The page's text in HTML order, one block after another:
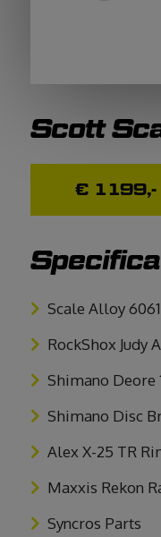
Scott
€ 1199,-
Scale Alloy
RockShox Judy
Shimano Deore
Shimano Disc
Alex X-25 TR
Maxxis Rekon
Syncros Parts